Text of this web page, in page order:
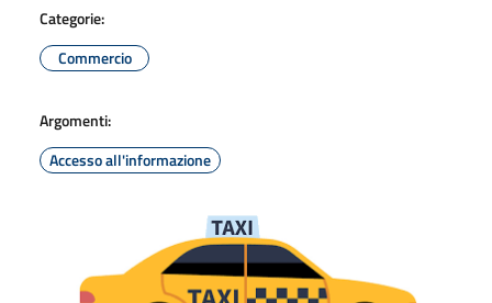
Categorie:
Commercio
Argomenti:
Accesso all'informazione